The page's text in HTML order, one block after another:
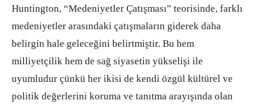
Huntington, “Medeniyetler Çatışması” teorisinde, farklı
medeniyetler arasındaki çatışmaların giderek daha
belirgin hale geleceğini belirtmiştir. Bu hem
milliyetçilik hem de sağ siyasetin yükselişi ile
uyumludur çünkü her ikisi de kendi özgül kültürel ve
politik değerlerini koruma ve tanıtma arayışında olan